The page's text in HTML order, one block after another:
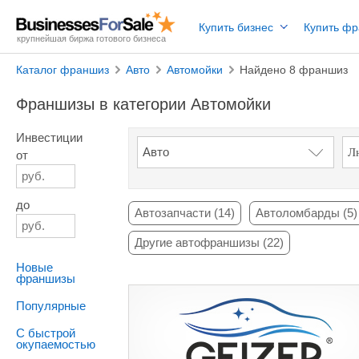
крупнейшая биржа готового бизнеса
Купить бизнес Купить
Каталог франшиз Авто Автомойки Найдено 8 франшиз
Франшизы в категории Автомойки
Инвестиции
от
до
Новые
франшизы
Популярные
С быстрой
окупаемостью
Автозапчасти (14) Автоломбарды (5)
Другие автофраншизы (22)